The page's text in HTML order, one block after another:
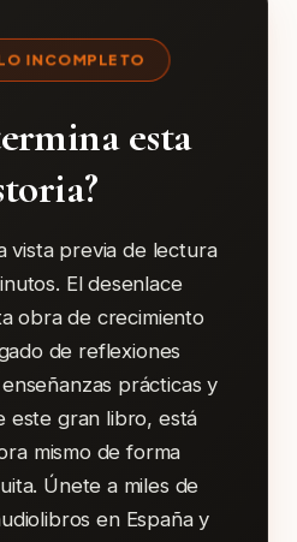
INCOMPLETO
esta
vista previa de lectura
El desenlace
obra de crecimiento
de reflexiones
prácticas y
este gran libro, está
mismo de forma
Únete a miles de
en España y